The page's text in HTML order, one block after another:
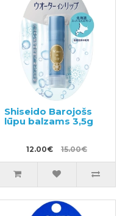
Shiseido Barojošs
lūpu balzams 3,5g
12.00€ 15.00€